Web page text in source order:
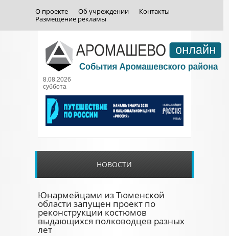
О проекте Об учреждении
Контакты
Размещение рекламы
8.08.2026
суббота
НОВОСТИ
Юнармейцами из Тюменской
области запущен проект по
реконструкции костюмов
выдающихся полководцев разных
лет